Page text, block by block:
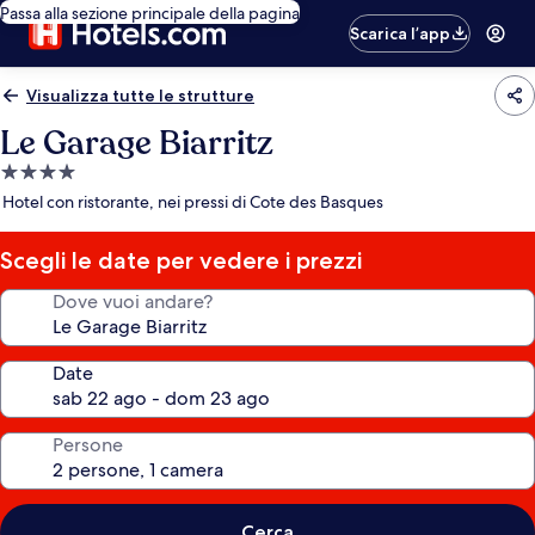
Passa alla sezione principale della pagina
Scarica l’app
Visualizza tutte le strutture
Le Garage Biarritz
Struttura
a
stelle
Hotel con ristorante, nei pressi di Cote des Basques
Scegli le date per vedere i prezzi
Dove vuoi andare?
Date
Persone